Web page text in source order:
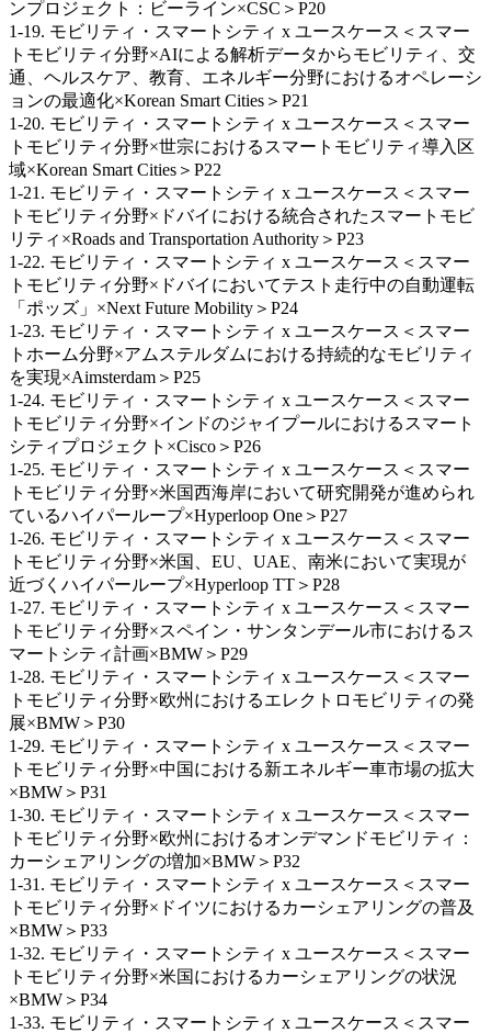
ンプロジェクト：ビーライン×CSC＞P20
1-19. モビリティ・スマートシティ x ユースケース＜スマー
トモビリティ分野×AIによる解析データからモビリティ、交
通、ヘルスケア、教育、エネルギー分野におけるオペレーシ
ョンの最適化×Korean Smart Cities＞P21
1-20. モビリティ・スマートシティ x ユースケース＜スマー
トモビリティ分野×世宗におけるスマートモビリティ導入区
域×Korean Smart Cities＞P22
1‐21. モビリティ・スマートシティ x ユースケース＜スマー
トモビリティ分野×ドバイにおける統合されたスマートモビ
リティ×Roads and Transportation Authority＞P23
1-22. モビリティ・スマートシティ x ユースケース＜スマー
トモビリティ分野×ドバイにおいてテスト走行中の自動運転
「ポッズ」×Next Future Mobility＞P24
1-23. モビリティ・スマートシティ x ユースケース＜スマー
トホーム分野×アムステルダムにおける持続的なモビリティ
を実現×Aimsterdam＞P25
1‐24. モビリティ・スマートシティ x ユースケース＜スマー
トモビリティ分野×インドのジャイプールにおけるスマート
シティプロジェクト×Cisco＞P26
1-25. モビリティ・スマートシティ x ユースケース＜スマー
トモビリティ分野×米国西海岸において研究開発が進められ
ているハイパーループ×Hyperloop One＞P27
1-26. モビリティ・スマートシティ x ユースケース＜スマー
トモビリティ分野×米国、EU、UAE、南米において実現が
近づくハイパーループ×Hyperloop TT＞P28
1-27. モビリティ・スマートシティ x ユースケース＜スマー
トモビリティ分野×スペイン・サンタンデール市におけるス
マートシティ計画×BMW＞P29
1-28. モビリティ・スマートシティ x ユースケース＜スマー
トモビリティ分野×欧州におけるエレクトロモビリティの発
展×BMW＞P30
1-29. モビリティ・スマートシティ x ユースケース＜スマー
トモビリティ分野×中国における新エネルギー車市場の拡大
×BMW＞P31
1-30. モビリティ・スマートシティ x ユースケース＜スマー
トモビリティ分野×欧州におけるオンデマンドモビリティ：
カーシェアリングの増加×BMW＞P32
1-31. モビリティ・スマートシティ x ユースケース＜スマー
トモビリティ分野×ドイツにおけるカーシェアリングの普及
×BMW＞P33
1-32. モビリティ・スマートシティ x ユースケース＜スマー
トモビリティ分野×米国におけるカーシェアリングの状況
×BMW＞P34
1-33. モビリティ・スマートシティ x ユースケース＜スマー